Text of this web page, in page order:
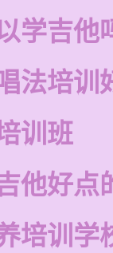
学吉他
法培训
训班
他好点
培训学